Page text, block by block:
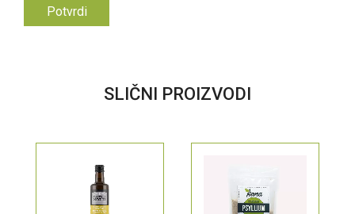
SLIČNI PROIZVODI